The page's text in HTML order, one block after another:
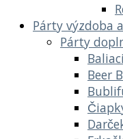
Párty výzdoba
Párty
Beer